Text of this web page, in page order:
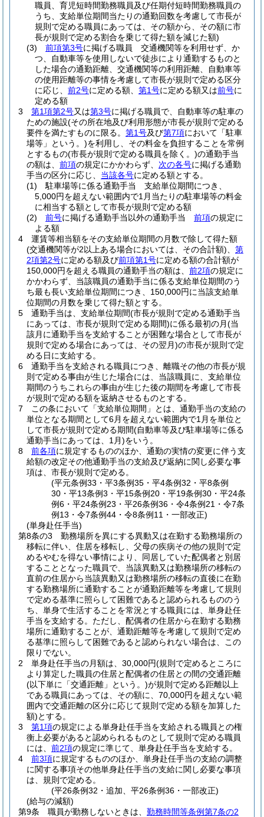
職員、育児短時間勤務職員及び任期付短時間勤務職員の
うち、支給単位期間当たりの通勤回数を考慮して市長が
規則で定める職員にあっては、その額から、その額に市
長が規則で定める割合を乗じて得た額を減じた額)
(3)
前項第3号に掲げる職員 交通機関等を利用せず、か
つ、自動車等を使用しないで徒歩により通勤するものと
した場合の通勤距離、交通機関等の利用距離、自動車等
の使用距離等の事情を考慮して市長が規則で定める区分
に応じ、 前2号に定める額、 第1号に定める額又は前号に
定める額
3
第1項第2号又は第3号に掲げる職員で、自動車等の駐車の
ための施設(その所在地及び利用形態が市長が規則で定める
要件を満たすものに限る。 第1号及び第7項において「駐車
場等」という。)を利用し、その料金を負担することを常例
とするもの(市長が規則で定める職員を除く。)の通勤手当
の額は、 前項の規定にかかわらず、 次の各号に掲げる通勤
手当の区分に応じ、 当該各号に定める額とする。
(1)
駐車場等に係る通勤手当 支給単位期間につき、
5,000円を超えない範囲内で1月当たりの駐車場等の料金
に相当する額として市長が規則で定める額
(2)
前号に掲げる通勤手当以外の通勤手当 前項の規定に
よる額
4
運賃等相当額をその支給単位期間の月数で除して得た額
(交通機関等が2以上ある場合においては、その合計額)
第
2項第2号に定める額及び前項第1号に定める額の合計額が
150,000円を超える職員の通勤手当の額は、 前2項の規定に
かかわらず、当該職員の通勤手当に係る支給単位期間のう
ち最も長い支給単位期間につき、150,000円に当該支給単
位期間の月数を乗じて得た額とする。
5
通勤手当は、支給単位期間(市長が規則で定める通勤手当
にあっては、市長が規則で定める期間)に係る最初の月(当
該月に通勤手当を支給することが困難な場合として市長が
規則で定める場合にあっては、その翌月)の市長が規則で定
める日に支給する。
6
通勤手当を支給される職員につき、離職その他の市長が規
則で定める事由が生じた場合には、当該職員に、支給単位
期間のうちこれらの事由が生じた後の期間を考慮して市長
が規則で定める額を返納させるものとする。
7
この条において「支給単位期間」とは、通勤手当の支給の
単位となる期間として6月を超えない範囲内で1月を単位と
して市長が規則で定める期間(自動車等及び駐車場等に係る
通勤手当にあっては、1月)をいう。
8
前各項に規定するもののほか、通勤の実情の変更に伴う支
給額の改定その他通勤手当の支給及び返納に関し必要な事
項は、市長が規則で定める。
(平元条例33・平3条例35・平4条例32・平8条例
30・平13条例3・平15条例20・平19条例30・平24条
例6・平24条例23・平26条例36・令4条例21・令7条
例13・令7条例44・令8条例11・一部改正)
(単身赴任手当)
第8条の3
勤務場所を異にする異動又は在勤する勤務場所の
移転に伴い、住居を移転し、父母の疾病その他の規則で定
めるやむを得ない事情により、同居していた配偶者と別居
することとなった職員で、当該異動又は勤務場所の移転の
直前の住居から当該異動又は勤務場所の移転の直後に在勤
する勤務場所に通勤することが通勤距離等を考慮して規則
で定める基準に照らして困難であると認められるもののう
ち、単身で生活することを常況とする職員には、単身赴任
手当を支給する。 ただし、配偶者の住居から在勤する勤務
場所に通勤することが、通勤距離等を考慮して規則で定め
る基準に照らして困難であると認められない場合は、この
限りでない。
2
単身赴任手当の月額は、30,000円(規則で定めるところに
より算定した職員の住居と配偶者の住居との間の交通距離
(以下単に「交通距離」という。)が規則で定める距離以上
である職員にあっては、その額に、70,000円を超えない範
囲内で交通距離の区分に応じて規則で定める額を加算した
額)とする。
3
第1項の規定による単身赴任手当を支給される職員との権
衡上必要があると認められるものとして規則で定める職員
には、 前2項の規定に準じて、単身赴任手当を支給する。
4
前3項に規定するもののほか、単身赴任手当の支給の調整
に関する事項その他単身赴任手当の支給に関し必要な事項
は、規則で定める。
(平26条例32・追加、平26条例36・一部改正)
(給与の減額)
第9条
職員が勤務しないときは、 勤務時間等条例第7条の2